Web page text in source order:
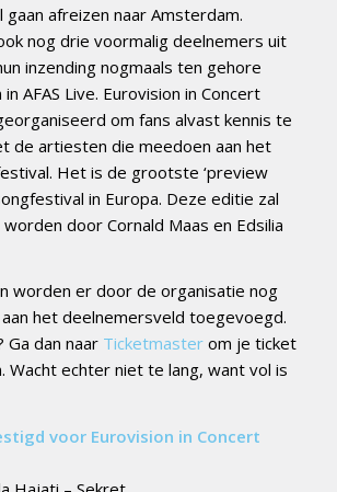
afreizen naar Amsterdam.
nog drie voormalig deelnemers uit
inzending nogmaals ten gehore
AFAS Live. Eurovision in Concert
om fans alvast kennis te
de artiesten die meedoen aan het
Het is de grootste ‘preview
in Europa. Deze editie zal
door Cornald Maas en Edsilia
worden er door de organisatie nog
het deelnemersveld toegevoegd.
Ga dan naar Ticketmasterom je ticket
Wacht echter niet te lang, want vol is
voor Eurovision in Concert